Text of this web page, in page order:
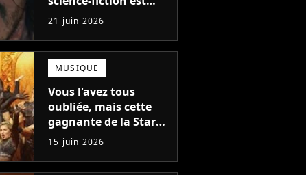
officiellement le film
le plus sanglant de
tous les temps
21 juin 2026
MUSIQUE
Vous l'avez tous
oubliée, mais cette
gagnante de la Star
Academy est la plus
écoutée de l'histoire
de l'émission !
15 juin 2026